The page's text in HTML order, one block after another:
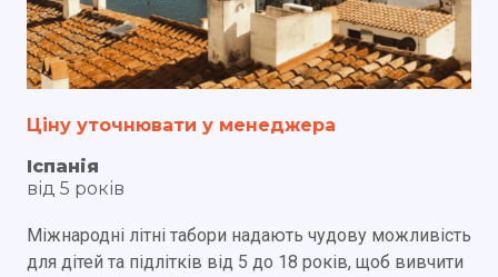
Ціну уточнювати у менеджера
Іспанія
від 5 років
Міжнародні літні табори надають чудову можливість
для дітей та підлітків від 5 до 18 років, щоб вивчити